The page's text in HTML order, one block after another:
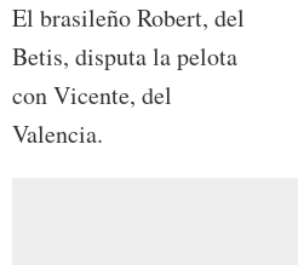
El brasileño Robert, del
Betis, disputa la pelota
con Vicente, del
Valencia.